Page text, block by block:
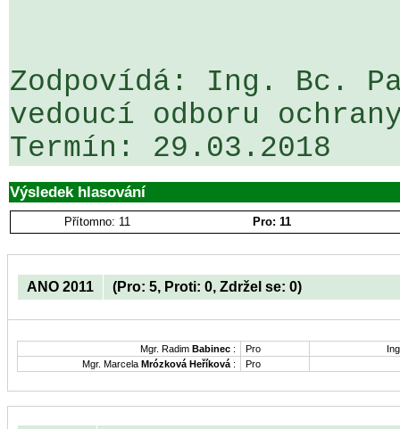
Zodpovídá: Ing. Bc.
vedoucí odboru
Výsledek hlasování
Přítomno: 11 Pro: 11
ANO 2011 (Pro: 5, Proti: 0, Zdržel se: 0)
Mgr. Radim Babinec : Pro
Mgr. Marcela Mrózková Heříková : Pro